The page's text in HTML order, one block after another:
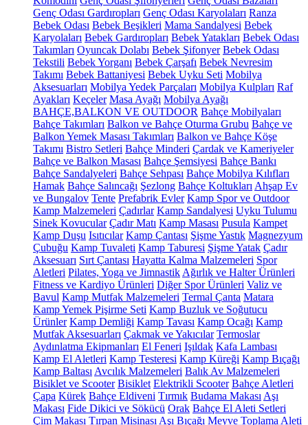
Genç Odası Gardıropları Genç Odası Karyolaları Ranza
Bebek Odası Bebek Beşikleri Mama Sandalyesi Bebek
Karyolaları Bebek Gardıropları Bebek Yatakları Bebek Odası
Takımları Oyuncak Dolabı Bebek Şifonyer Bebek Odası
Tekstili Bebek Yorganı Bebek Çarşafı Bebek Nevresim
Takımı Bebek Battaniyesi Bebek Uyku Seti Mobilya
Aksesuarları Mobilya Yedek Parçaları Mobilya Kulpları Raf
Ayakları Keçeler Masa Ayağı Mobilya Ayağı
BAHÇE,BALKON VE OUTDOOR Bahçe Mobilyaları
Bahçe Takımları Balkon ve Bahçe Oturma Grubu Bahçe ve
Balkon Yemek Masası Takımları Balkon ve Bahçe Köşe
Takımı Bistro Setleri Bahçe Minderi Çardak ve Kameriyeler
Bahçe ve Balkon Masası Bahçe Şemsiyesi Bahçe Bankı
Bahçe Sandalyeleri Bahçe Sehpası Bahçe Mobilya Kılıfları
Hamak Bahçe Salıncağı Şezlong Bahçe Koltukları Ahşap Ev
ve Bungalov Tente Prefabrik Evler Kamp Spor ve Outdoor
Kamp Malzemeleri Çadırlar Kamp Sandalyesi Uyku Tulumu
Sinek Kovucular Çadır Matı Kamp Masası Pusula Kampet
Kamp Duşu Isıtıcılar Kamp Çantası Şişme Yastık Magnezyum
Çubuğu Kamp Tuvaleti Kamp Taburesi Şişme Yatak Çadır
Aksesuarı Sırt Çantası Hayatta Kalma Malzemeleri Spor
Aletleri Pilates, Yoga ve Jimnastik Ağırlık ve Halter Ürünleri
Fitness ve Kardiyo Ürünleri Diğer Spor Ürünleri Valiz ve
Bavul Kamp Mutfak Malzemeleri Termal Çanta Matara
Kamp Yemek Pişirme Seti Kamp Buzluk ve Soğutucu
Ürünler Kamp Demliği Kamp Tavası Kamp Ocağı Kamp
Mutfak Aksesuarları Çakmak ve Yakıcılar Termoslar
Aydınlatma Ekipmanları El Feneri Işıldak Kafa Lambası
Kamp El Aletleri Kamp Testeresi Kamp Küreği Kamp Bıçağı
Kamp Baltası Avcılık Malzemeleri Balık Av Malzemeleri
Bisiklet ve Scooter Bisiklet Elektrikli Scooter Bahçe Aletleri
Çapa Kürek Bahçe Eldiveni Tırmık Budama Makası Aşı
Makası Fide Dikici ve Sökücü Orak Bahçe El Aleti Setleri
Çim Makası Tırpan Misinası Aşı Bıçağı Meyve Toplama Aleti